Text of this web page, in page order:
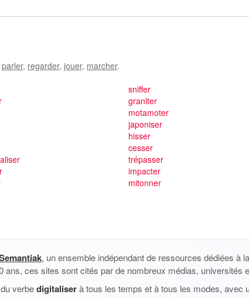
parler, regarder, jouer, marcher.
sniffer
graniter
motamoter
japoniser
hisser
cesser
trépasser
impacter
mitonner
, un ensemble indépendant de ressources dédiées à
ans, ces sites sont cités par de nombreux médias, universités
verbedigitaliserà tous les temps et à tous les modes, avec